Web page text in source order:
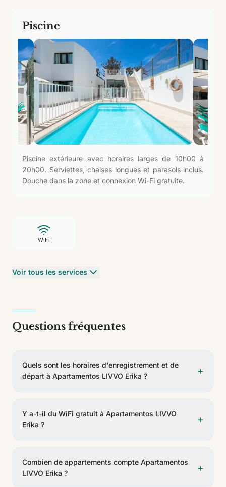
Piscine
Piscine extérieure avec horaires larges de 10h00 à
20h00. Serviettes, chaises longues et parasols inclus.
Douche dans la zone et connexion Wi-Fi gratuite.
WiFi
Voir tous les services
Questions fréquentes
Quels sont les horaires d'enregistrement et de
départ à Apartamentos LIVVO Erika ?
+
avant 12:00.
Y a-t-il du WiFi gratuit à Apartamentos LIVVO
Erika ?
+
gratuit dans les espaces communs et les chambres.
Combien de appartements compte Apartamentos
LIVVO Erika ?
+